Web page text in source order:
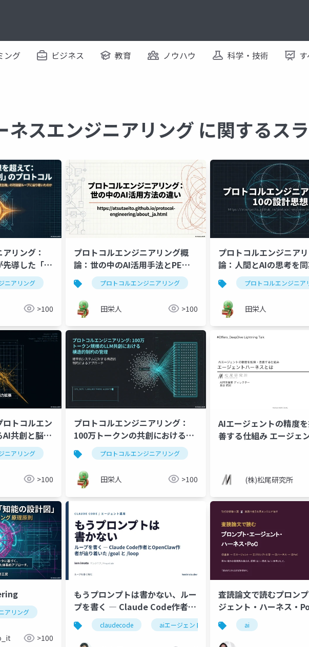
ング ビジネス 教育 ノウハウ 科学・技術
ネスエンジニアリング に関するス
リング：
導した「知
ループの真
ニアリング プロンプトエンジニアリング コンテキストエンジニアリング ハーネス
>100
プロトコルエンジニアリング概
論：世の中のAI活用手法とPEの
決定的な境界線
プロトコルエンジニアリング プロンプトエンジニアリング
田栄人 >100
プロトコルエンジニア
論：人間とAIの思考を
10の設計思想プロトコルエンジニア
田栄人
トコルエン
共創と脳力
ニアリング 生成ai プロンプトエンジニアrング
>100
プロトコルエンジニアリング：
100万トークンの共創における構
造的制約の管理
プロトコルエンジニアリング
田栄人 >100
AIエージェントの精度
善する仕組み エージェ
(株)松尾研究所
アリング
>100
もうプロンプトは書かない、ルー
プを書く ― Claude Code作者と
OpenClaw作者が辿り着いた
/goal と /loop
claudecode aiエージェント 生成ai
査読論文で読むプロン
ジェント・ハーネス・
ai